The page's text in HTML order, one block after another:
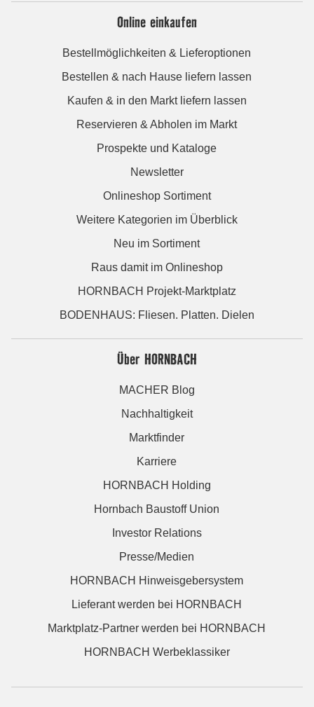
Online einkaufen
Bestellmöglichkeiten & Lieferoptionen
Bestellen & nach Hause liefern lassen
Kaufen & in den Markt liefern lassen
Reservieren & Abholen im Markt
Prospekte und Kataloge
Newsletter
Onlineshop Sortiment
Weitere Kategorien im Überblick
Neu im Sortiment
Raus damit im Onlineshop
HORNBACH Projekt-Marktplatz
BODENHAUS: Fliesen. Platten. Dielen
Über HORNBACH
MACHER Blog
Nachhaltigkeit
Marktfinder
Karriere
HORNBACH Holding
Hornbach Baustoff Union
Investor Relations
Presse/Medien
HORNBACH Hinweisgebersystem
Lieferant werden bei HORNBACH
Marktplatz-Partner werden bei HORNBACH
HORNBACH Werbeklassiker